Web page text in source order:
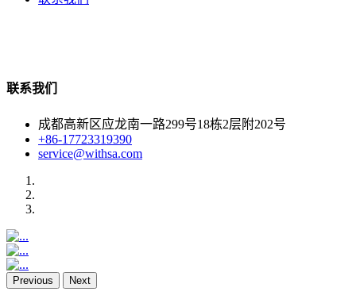
联系我们
成都高新区应龙南一路299号18栋2层附202号
+86-17723319390
service@withsa.com
Previous Next